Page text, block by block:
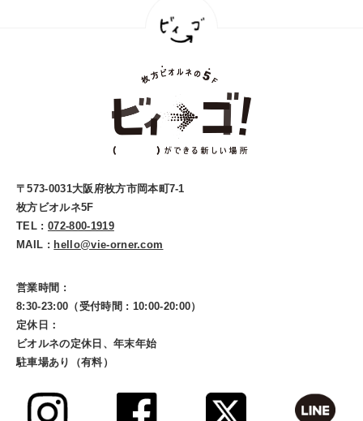
〒573-0031大阪府枚方市岡本町7-1
枚方ビオルネ5F
TEL : 072-800-1919
MAIL : hello@vie-orner.com
営業時間 :
8:30-23:00（受付時間 : 10:00-20:00）
定休日：
ビオルネの定休日、年末年始
駐車場あり（有料）